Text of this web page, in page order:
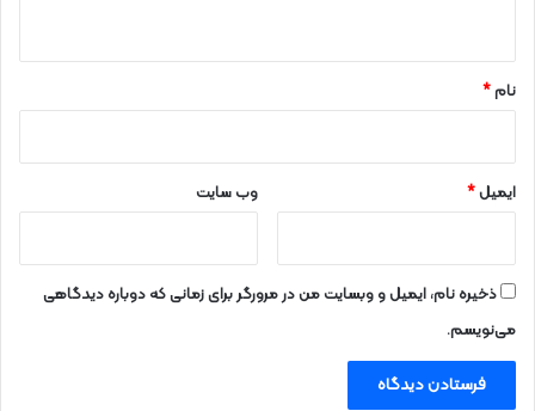
نام*
ایمیل* وب‌ سایت
ذخیره نام، ایمیل و وبسایت من در مرورگر برای زمانی که دوباره دیدگاهی
می‌نویسم.